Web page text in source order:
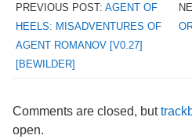
PREVIOUS POST:AGENT OF
HEELS: MISADVENTURES OF
AGENT ROMANOV [V0.27]
[BEWILDER]
Comments are closed, but
open.